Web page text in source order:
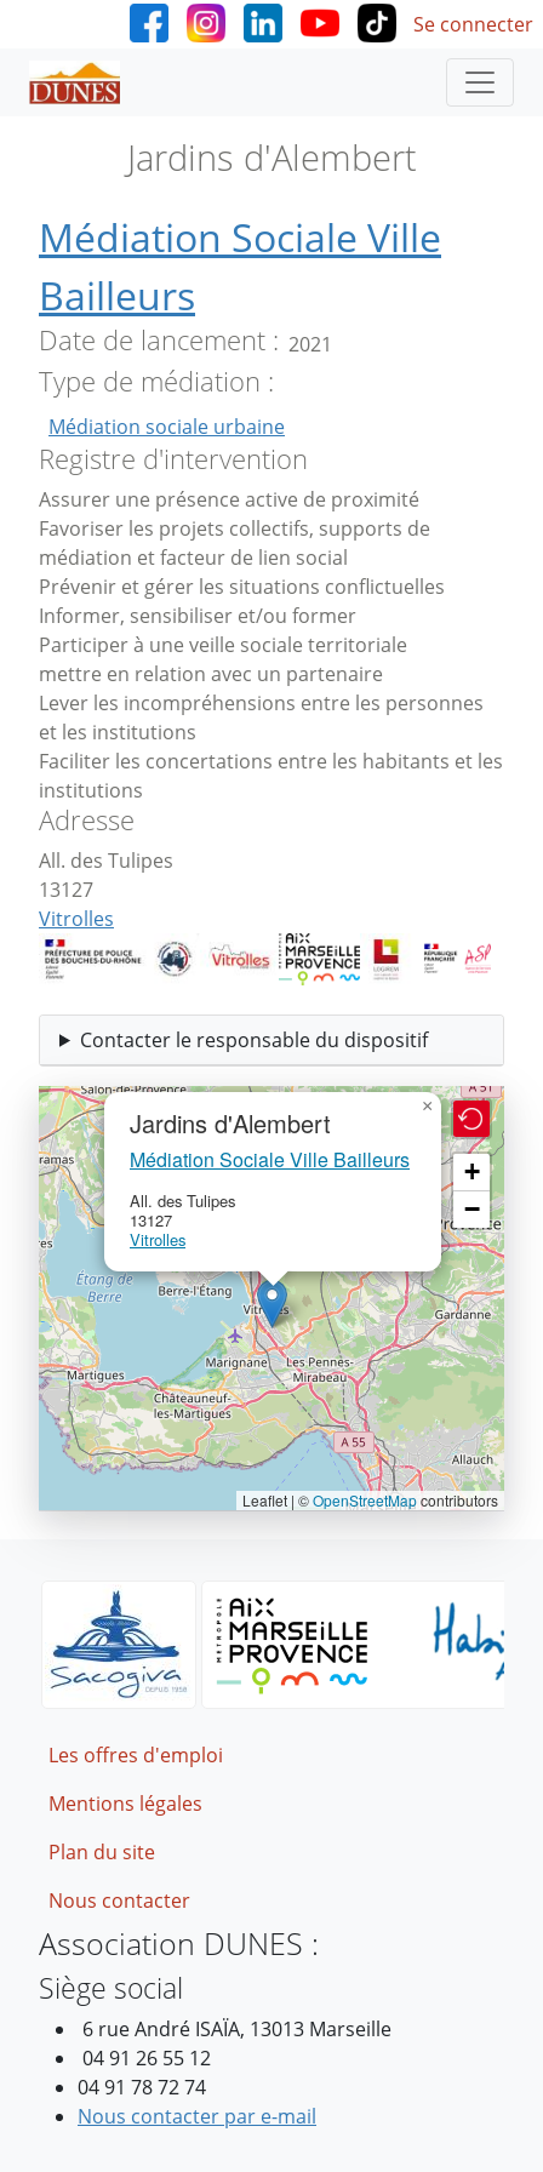
Aller au contenu principal User
Se connecter
Jardins d'Alembert
Médiation Sociale Ville
Bailleurs
Date de lancement 2021
Type de médiation
Médiation sociale urbaine
Registre d'intervention
Assurer une présence active de proximité
Favoriser les projets collectifs, supports de
médiation et facteur de lien social
Prévenir et gérer les situations conflictuelles
Informer, sensibiliser et/ou former
Participer à une veille sociale territoriale
mettre en relation avec un partenaire
Lever les incompréhensions entre les personnes
et les institutions
Faciliter les concertations entre les habitants et les
institutions
Adresse
All. des Tulipes
13127
Vitrolles
Contacter le responsable du dispositif
Jardins d'Alembert
Médiation Sociale Ville Bailleurs
All. des Tulipes
13127
Vitrolles
×
+
−
Leaflet | ©OpenStreetMapcontributors
Footer
Les offres d'emploi
Mentions légales
Plan du site
Nous contacter
Association DUNES :
Siège social
6 rue André ISAÏA, 13013 Marseille
04 91 26 55 12
04 91 78 72 74
Nous contacter par e-mail